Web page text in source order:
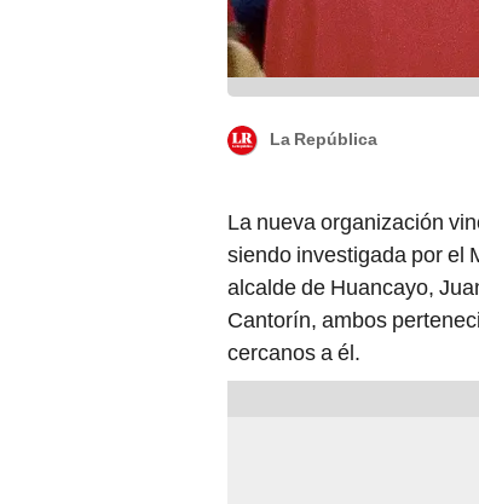
La República
La nueva organización
siendo investigada por el
alcalde de Huancayo,
Cantorín, ambos
cercanos a él.